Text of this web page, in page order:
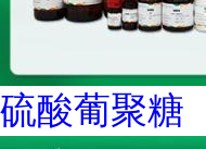
硫酸葡聚糖